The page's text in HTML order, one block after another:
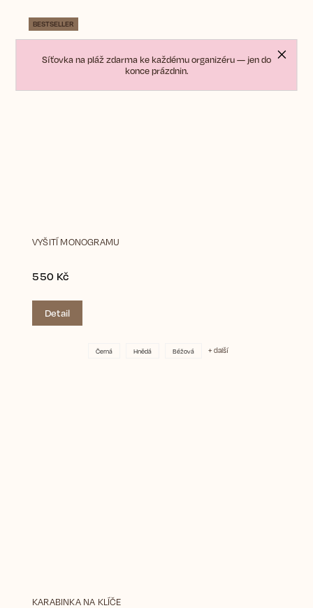
Síťovka na pláž zdarma ke každému organizéru — jen do
konce prázdnin.
BESTSELLER
VYŠITÍ MONOGRAMU
550 Kč
Detail
Černá Hnědá Béžová + další
KARABINKA NA KLÍČE